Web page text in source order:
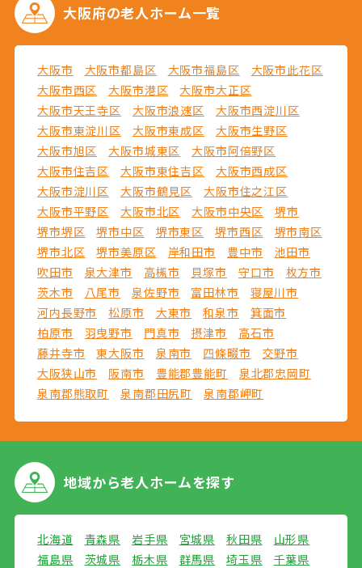
大阪府の老人ホーム一覧
大阪市 大阪市都島区 大阪市福島区
大阪市此花区
大阪市西区
大阪市港区
大阪市大正区
大阪市天王寺区
大阪市浪速区
大阪市西淀川区
大阪市東淀川区
大阪市東成区
大阪市生野区
大阪市旭区
大阪市城東区
大阪市阿倍野区
大阪市住吉区
大阪市東住吉区
大阪市西成区
大阪市淀川区
大阪市鶴見区
大阪市住之江区
大阪市平野区
大阪市北区 大阪市中央区
堺市
堺市堺区
堺市中区 堺市東区 堺市西区
堺市南区
堺市北区
堺市美原区 岸和田市 豊中市
池田市
吹田市
泉大津市 高槻市 貝塚市 守口市
枚方市
茨木市
八尾市 泉佐野市 富田林市
寝屋川市
河内長野市
松原市 大東市 和泉市
箕面市
柏原市
羽曳野市 門真市 摂津市
高石市
藤井寺市
東大阪市 泉南市 四條畷市
交野市
大阪狭山市
阪南市 豊能郡豊能町
泉北郡忠岡町
泉南郡熊取町
泉南郡田尻町 泉南郡岬町
地域から老人ホームを探す
北海道 青森県 岩手県 宮城県 秋田県
山形県
福島県
茨城県 栃木県 群馬県 埼玉県
千葉県